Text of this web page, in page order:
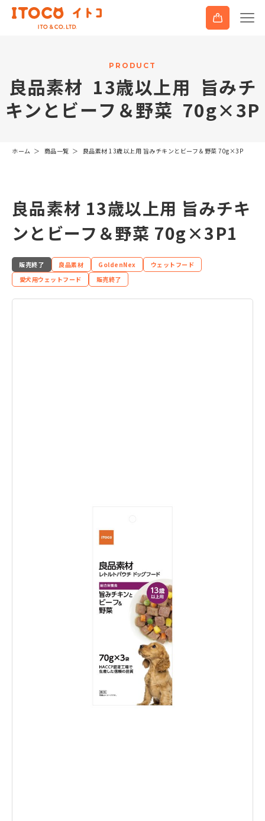
P R O D U C T
良品素材 13歳以上用 旨みチ
キン と ビーフ ＆野菜 70g×3P
ホーム 商品一覧 良品素材 13歳以上用 旨みチキンとビーフ＆野菜 70g×3P
良品素材 13歳以上用 旨みチキ
ンとビーフ＆野菜 70g×3P1
販売終了 良品素材 GoldenNex
ウェットフード
愛犬用ウェットフード
販売終了